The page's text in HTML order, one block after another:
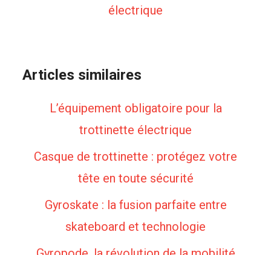
électrique
Articles similaires
L’équipement obligatoire pour la
trottinette électrique
Casque de trottinette : protégez votre
tête en toute sécurité
Gyroskate : la fusion parfaite entre
skateboard et technologie